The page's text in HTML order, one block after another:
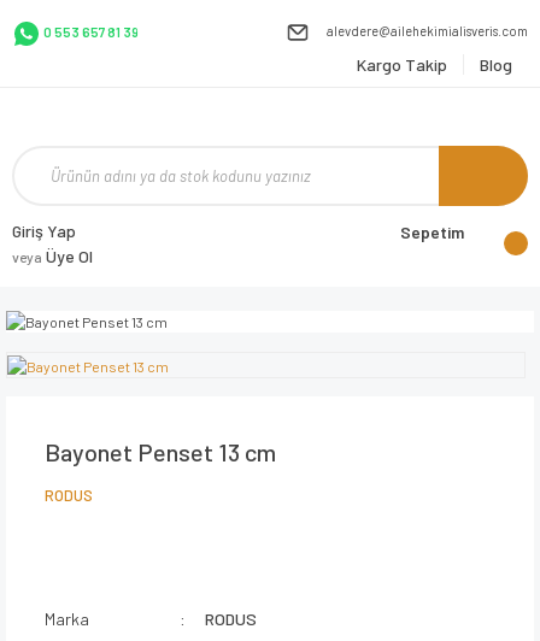
0 553 657 81 39 alevdere@ailehekimialisveris.com
Kargo Takip Blog
Giriş Yap
veya Üye Ol
Sepetim
Bayonet Penset 13 cm
RODUS
Marka
RODUS